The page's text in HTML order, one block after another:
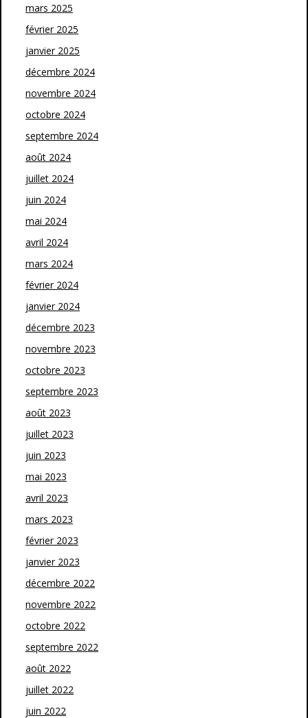
mars 2025
février 2025
janvier 2025
décembre 2024
novembre 2024
octobre 2024
septembre 2024
août 2024
juillet 2024
juin 2024
mai 2024
avril 2024
mars 2024
février 2024
janvier 2024
décembre 2023
novembre 2023
octobre 2023
septembre 2023
août 2023
juillet 2023
juin 2023
mai 2023
avril 2023
mars 2023
février 2023
janvier 2023
décembre 2022
novembre 2022
octobre 2022
septembre 2022
août 2022
juillet 2022
juin 2022